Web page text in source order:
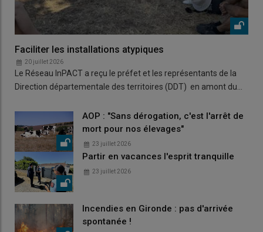
Faciliter les installations atypiques
20 juillet 2026
Le Réseau InPACT a reçu le préfet et les représentants de la
Direction départementale des territoires (DDT) en amont du…
AOP : "Sans dérogation, c'est l'arrêt de
mort pour nos élevages"
23 juillet 2026
Partir en vacances l'esprit tranquille
23 juillet 2026
Incendies en Gironde : pas d'arrivée
spontanée !